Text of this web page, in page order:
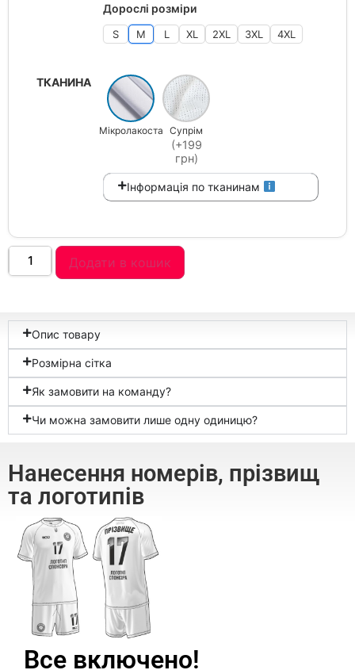
Дорослі розміри
S M L XL 2XL 3XL 4XL
ТКАНИНА
Мікролакоста Супрім
(+199
грн)
Інформація по тканинам
Додати в кошик
Опис товару
Розмірна сітка
Як замовити на команду?
Чи можна замовити лише одну одиницю?
Нанесення номерів, прізвищ
та логотипів
Все включено!